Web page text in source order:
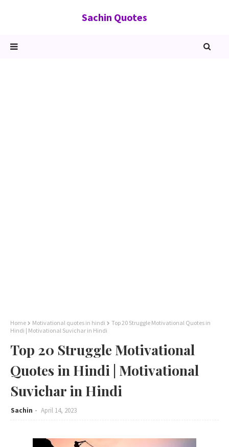
Sachin Quotes
Home Motivational quotes in hindi
Top 20 Struggle Motivational Quotes in
Hindi | Motivational Suvichar in Hindi
Top 20 Struggle Motivational
Quotes in Hindi | Motivational
Suvichar in Hindi
Sachin April 14, 2023